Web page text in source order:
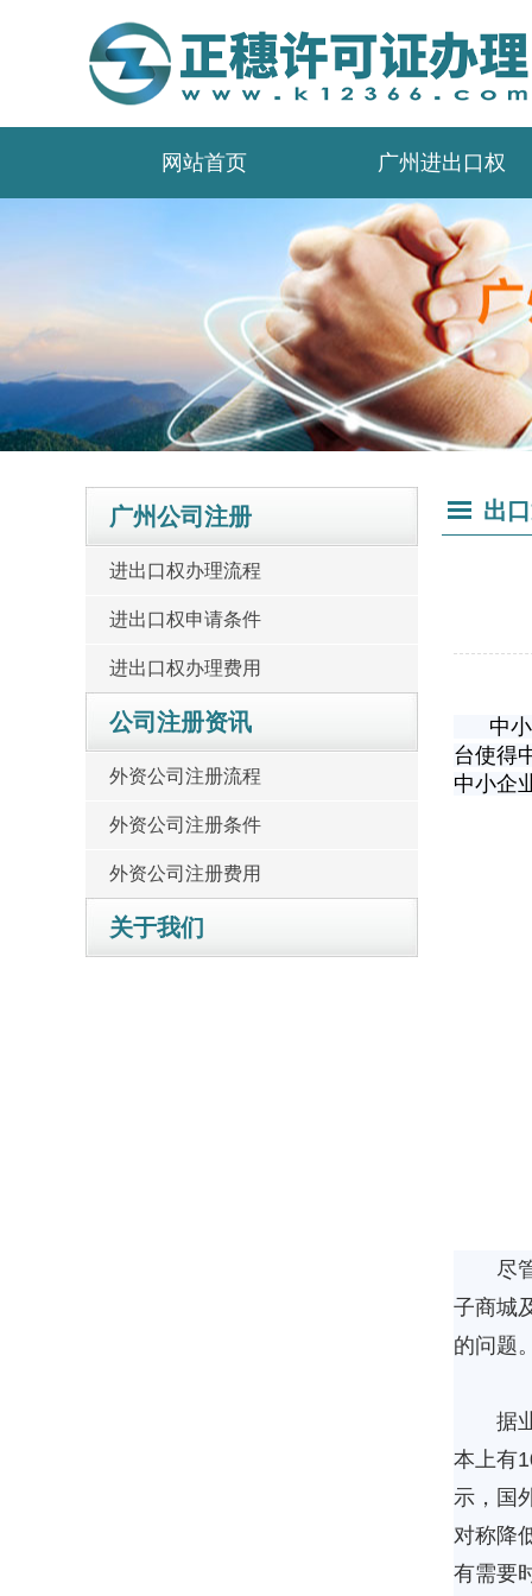
网站首页 广州进出口权
广州公司注册
进出口权办理流程
进出口权申请条件
进出口权办理费用
公司注册资讯
外资公司注册流程
外资公司注册条件
外资公司注册费用
关于我们
出
中小
台使得
中小企
尽管
子商城
的问题
据业
本上有
示，国
对称降
有需要